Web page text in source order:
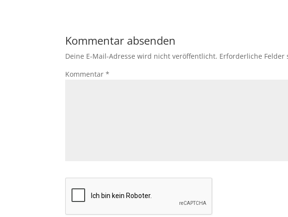
Kommentar absenden
Deine E-Mail-Adresse wird nicht veröffentlicht. Erforderliche
Kommentar*